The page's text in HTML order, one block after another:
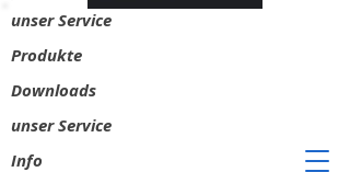
unser Service
​Produkte
Downloads
unser Service
Info